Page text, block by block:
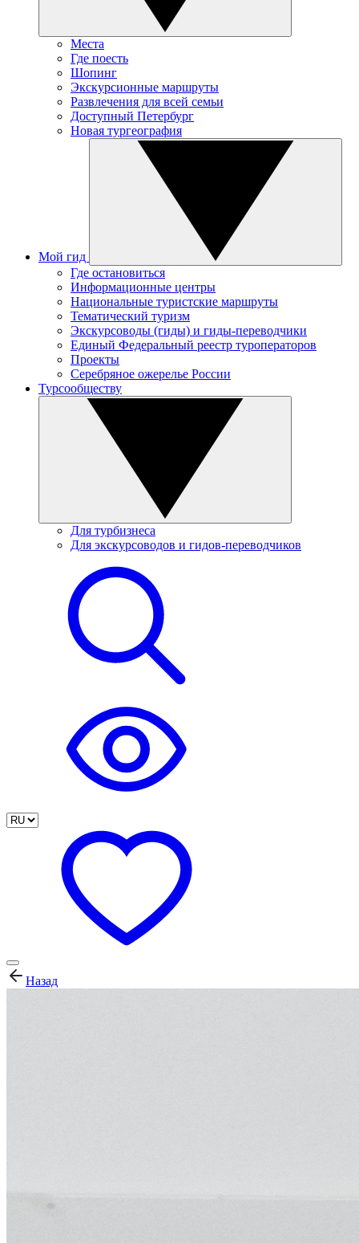
Места
Где поесть
Шопинг
Экскурсионные маршруты
Развлечения для всей семьи
Доступный Петербург
Новая тургеография
Мой гид
Где остановиться
Информационные центры
Национальные туристские маршруты
Тематический туризм
Экскурсоводы (гиды) и гиды-переводчики
Единый Федеральный реестр туроператоров
Проекты
Серебряное ожерелье России
Турсообществу
Для турбизнеса
Для экскурсоводов и гидов-переводчиков
Назад